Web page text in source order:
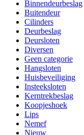
Binnendeurbeslag
Buitendeur
Cilinders
Deurbeslag
Deursloten
Diversen
Geen categorie
Hangsloten
Huisbeveiliging
Insteeksloten
Kerntrekbeslag
Koopjeshoek
Lips
Nemef
Nieuw